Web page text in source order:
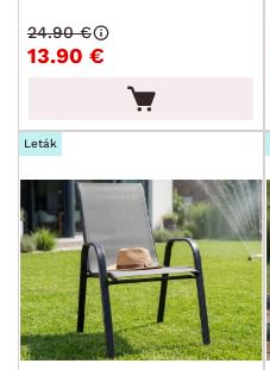
DEKOR
ROZMERY
MATERIÁL
FUNKCIE
13.90 €
24.90 €
Leták